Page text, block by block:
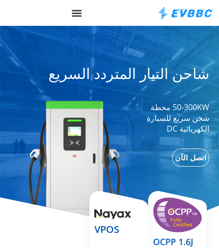
شاحن التيار المتردد السريع
50-300KW محطة
شحن سريع للسيارة
الكهربائية DC
اتصل الآن
OCPP 1.6J
VPOS